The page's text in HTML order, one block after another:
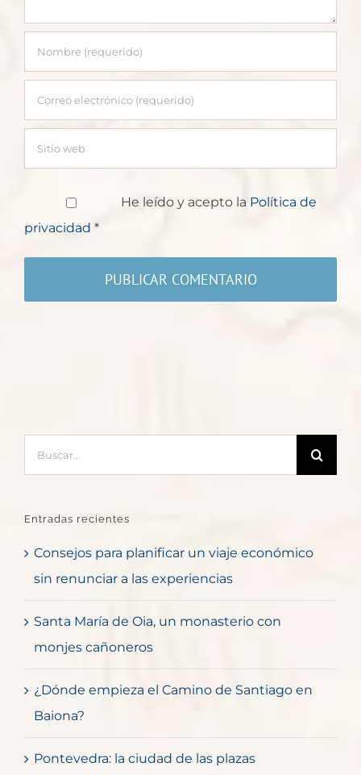
He leído y acepto la Política de
privacidad *
Entradas recientes
Consejos para planificar un viaje económico
sin renunciar a las experiencias
Santa María de Oia, un monasterio con
monjes cañoneros
¿Dónde empieza el Camino de Santiago en
Baiona?
Pontevedra: la ciudad de las plazas